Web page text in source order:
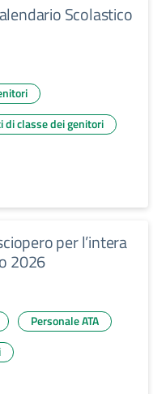
Scolastico
di classe dei genitori
per l’intera
2026
Personale ATA